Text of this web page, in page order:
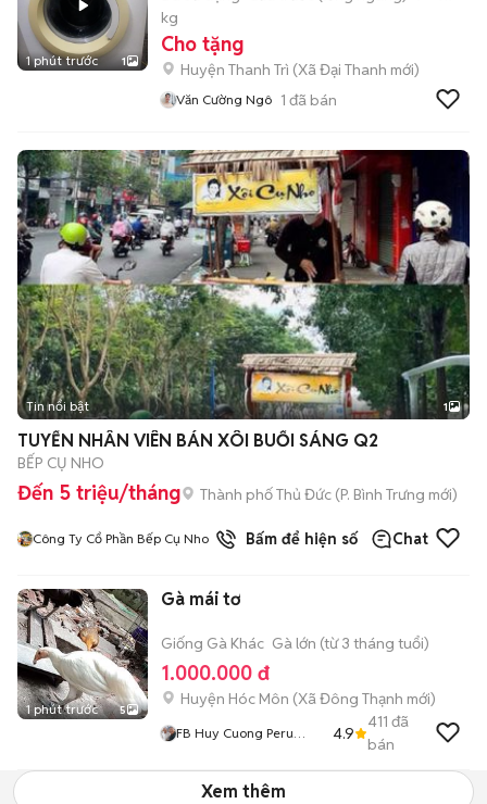
1 phút trước 1
kg
Cho tặng
Huyện Thanh Trì (Xã Đại Thanh mới)
Văn Cường Ngô 1 đã bán
Tin nổi bật 1
TUYỂN NHÂN VIÊN BÁN XÔI BUỔI SÁNG Q2
BẾP CỤ NHO
Đến 5 triệu/tháng Thành phố Thủ Đức (P. Bình Trưng mới)
Công Ty Cổ Phần Bếp Cụ Nho Bấm để hiện số Chat
1 phút trước 5
Gà mái tơ
Giống Gà Khác Gà lớn (từ 3 tháng tuổi)
1.000.000 đ
Huyện Hóc Môn (Xã Đông Thạnh mới)
FB Huy Cuong Peru
4.9
411 đã
bán
Xem thêm